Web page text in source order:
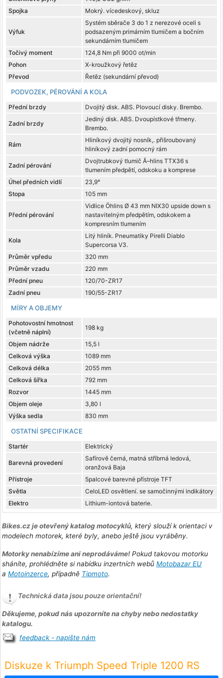
Spojka
Mokrý. vícedeskový, skluz
Výfuk
Systém sběrače 3 do 1 z nerezové oceli s
podsazeným primárním tlumičem a bočním
sekundárním tlumičem
Točivý moment
124,8 Nm při 9000 ot/min
Pohon
X-kroužkový řetěz
Převod
Řetěz (sekundární převod)
PODVOZEK, PÉROVÁNÍ A KOLA
Přední brzdy Dvojitý disk. ABS. Plovoucí disky. Brembo.
Zadní brzdy
Jediný disk. ABS. Dvoupístkové třmeny.
Brembo.
Rám
Hliníkový dvojitý nosník,. přišroubovaný
hliníkový zadní pomocný rám
Zadní pérování
Dvojtrubkový tlumič Ă–hlins TTX36 s
tlumením předpětí, odskoku a komprese
Úhel předních vidlí
23,9°
Stopa
105 mm
Přední pérování
Vidlice Öhlins Ø 43 mm NIX30 upside down s
nastavitelným předpětím, odskokem a
kompresním tlumením
Kola
Litý hliník. Pneumatiky Pirelli Diablo
Supercorsa V3.
Průměr vpředu
320 mm
Průměr vzadu
220 mm
Přední pneu
120/70-ZR17
Zadní pneu
190/55-ZR17
MÍRY A OBJEMY
Pohotovostní hmotnost
(včetně náplní)
198 kg
Objem nádrže
15,5 l
Celková výška
1089 mm
Celková délka
2055 mm
Celková šířka
792 mm
Rozvor
1445 mm
Objem oleje
3,80 l
Výška sedla
830 mm
OSTATNÍ SPECIFIKACE
Startér Elektrický
Barevná provedení
Safírově černá, matná stříbrná ledová,
oranžová Baja
Přístroje
5palcové barevné přístroje TFT
Světla
CeloLED osvětlení. se samočinnými indikátory
Elektro
Lithium-iontová baterie.
Bikes.cz je otevřený katalog motocyklů, který slouží k orientaci v
modelech motorek, které byly, anebo ještě jsou vyráběny.
Motorky nenabízíme ani neprodáváme!Pokud takovou motorku
sháníte, prohlédněte si nabídku inzertních webů Motobazar EU
a Motoinzerce, případně Tipmoto.
Technická data jsou pouze orientační!
Děkujeme, pokud nás upozorníte na chyby nebo nedostatky
katalogu.
feedback - napište nám
Diskuze k Triumph Speed Triple 1200 RS